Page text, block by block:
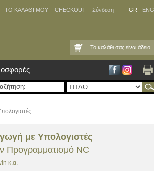
ΤΟ ΚΑΛΑΘΙ ΜΟΥ CHECKOUT Σύνδεση GR ENG
Το καλάθι σας είναι άδειο.
με Υπολογιστές
Προγραμματισμό NC
κ.α.